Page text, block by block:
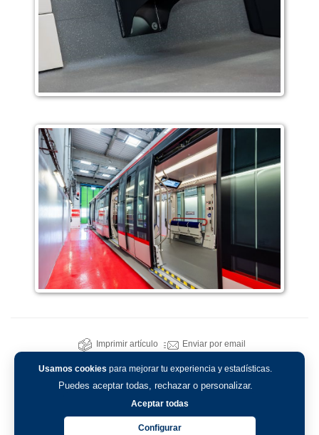
Usamos cookies para mejorar tu experiencia y estadísticas.
Puedes aceptar todas, rechazar o personalizar.
Aceptar todas
Configurar
Imprimir artículo Enviar por email